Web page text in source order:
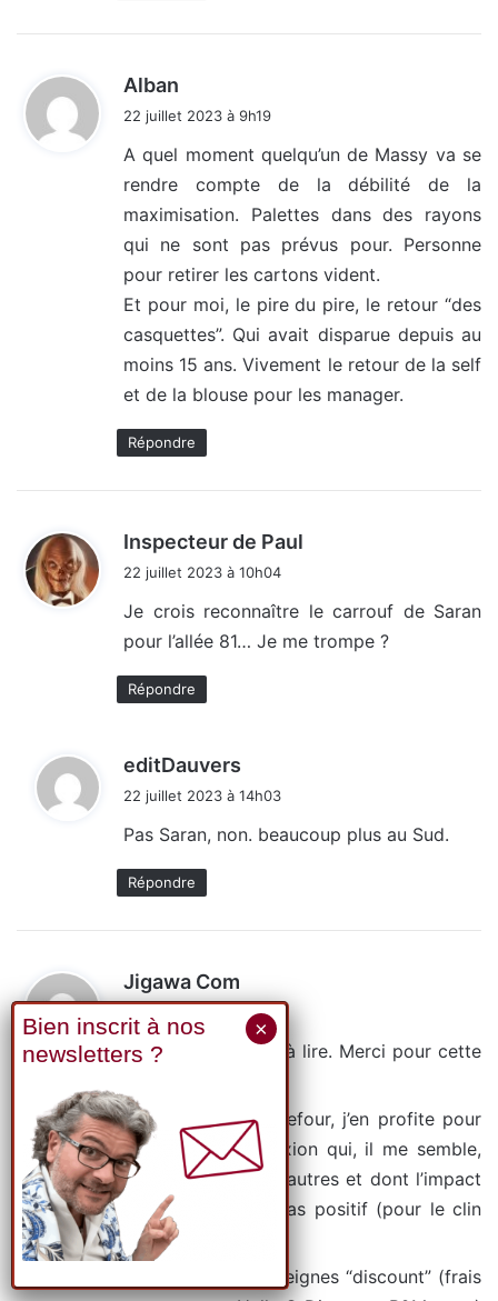
Alban
22 juillet 2023 à 9h19
A quel moment quelqu’un de Massy va se
rendre compte de la débilité de la
maximisation. Palettes dans des rayons
qui ne sont pas prévus pour. Personne
pour retirer les cartons vident.
Et pour moi, le pire du pire, le retour “des
casquettes”. Qui avait disparue depuis au
moins 15 ans. Vivement le retour de la self
et de la blouse pour les manager.
Répondre
Inspecteur de Paul
:
22 juillet 2023 à 10h04
Je crois reconnaître le carrouf de Saran
pour l’allée 81… Je me trompe ?
Répondre
editDauvers
i
22 juillet 2023 à 14h03
Pas Saran, non. beaucoup plus au Sud.
Répondre
Jigawa Com
i
22 juillet 2023 à 10h15
Toujours un plaisir à lire. Merci pour cette
Cela parle de Carrefour, j’en profite pour
partager une réflexion qui, il me semble,
sera commune à d’autres et dont l’impact
n’est absolument pas positif (pour le clin
d’oeil à l’enseigne).
La plupart des enseignes “discount” (frais